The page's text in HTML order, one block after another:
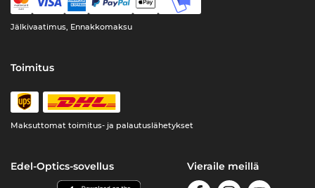
Jälkivaatimus, Ennakkomaksu
Toimitus
Maksuttomat toimitus- ja palautuslähetykset
Edel-Optics-sovellus Vieraile meillä